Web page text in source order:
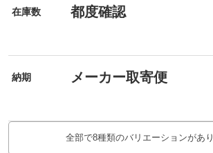
在庫数 都度確認
納期 メーカー取寄便
全部で8種類のバリエーションがあり